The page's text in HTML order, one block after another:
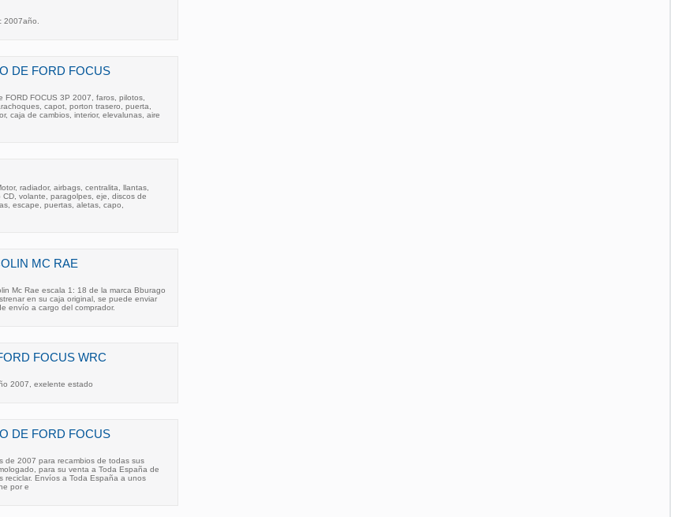
2007año.
DE FORD FOCUS
FORD FOCUS 3P 2007, faros, pilotos,
capot, porton trasero, puerta,
caja de cambios, interior, elevalunas, aire
radiador, airbags, centralita, llantas,
volante, paragolpes, eje, discos de
escape, puertas, aletas, capo,
MC RAE
Mc Rae escala 1: 18 de la marca Bburago
en su caja original, se puede enviar
envío a cargo del comprador.
FOCUS WRC
2007, exelente estado
DE FORD FOCUS
de 2007 para recambios de todas sus
para su venta a Toda España de
reciclar. Envíos a Toda España a unos
por e